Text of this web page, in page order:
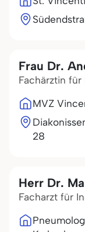
Frau Dr.
Fachärztin
MVZ
28
Herr Dr.
Facharzt für